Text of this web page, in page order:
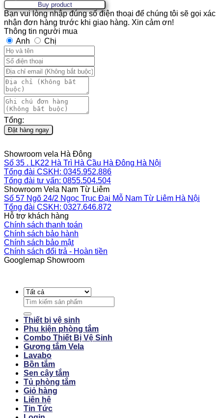
Buy product
Bạn vui lòng nhập đúng số điện thoại để chúng tôi sẽ gọi xác
nhận đơn hàng trước khi giao hàng. Xin cảm ơn!
Thông tin người mua
Anh
Chị
Tổng:
Đặt hàng ngay
Showroom vela Hà Đông
Số 35 . LK22 Hà Trì Hà Cầu Hà Đông Hà Nội
Tổng đài CSKH: 0345.952.886
Tổng đài tư vấn: 0855.504.504
Showroom Vela Nam Từ Liêm
Số 57 Ngõ 24/2 Ngọc Trục Đại Mỗ Nam Từ Liêm Hà Nội
Tổng đài CSKH: 0327.646.872
Hỗ trợ khách hàng
Chính sách thanh toán
Chính sách bảo hành
Chính sách bảo mật
Chính sách đổi trả - Hoàn tiền
Googlemap Showroom
Search
for:
Thiết bị vệ sinh
Phụ kiện phòng tắm
Combo Thiết Bị Vệ Sinh
Gương tắm Vela
Lavabo
Bồn tắm
Sen cây tắm
Tủ phòng tắm
Giỏ hàng
Liên hệ
Tin Tức